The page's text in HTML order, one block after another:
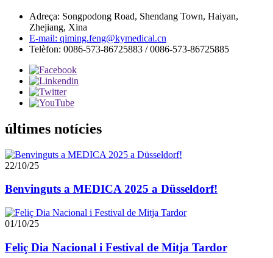
Adreça: Songpodong Road, Shendang Town, Haiyan,
Zhejiang, Xina
E-mail: qiming.feng@kymedical.cn
Telèfon: 0086-573-86725883 / 0086-573-86725885
últimes notícies
22/10/25
Benvinguts a MEDICA 2025 a Düsseldorf!
01/10/25
Feliç Dia Nacional i Festival de Mitja Tardor